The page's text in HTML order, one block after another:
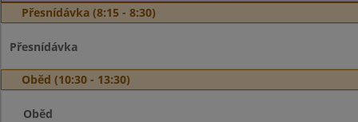
Přesnídávka (8:15 - 8:30)
Přesnídávka
Oběd (10:30 - 13:30)
Oběd